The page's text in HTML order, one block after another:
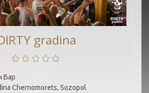
gradina
Бар
Chernomorets, Sozopol